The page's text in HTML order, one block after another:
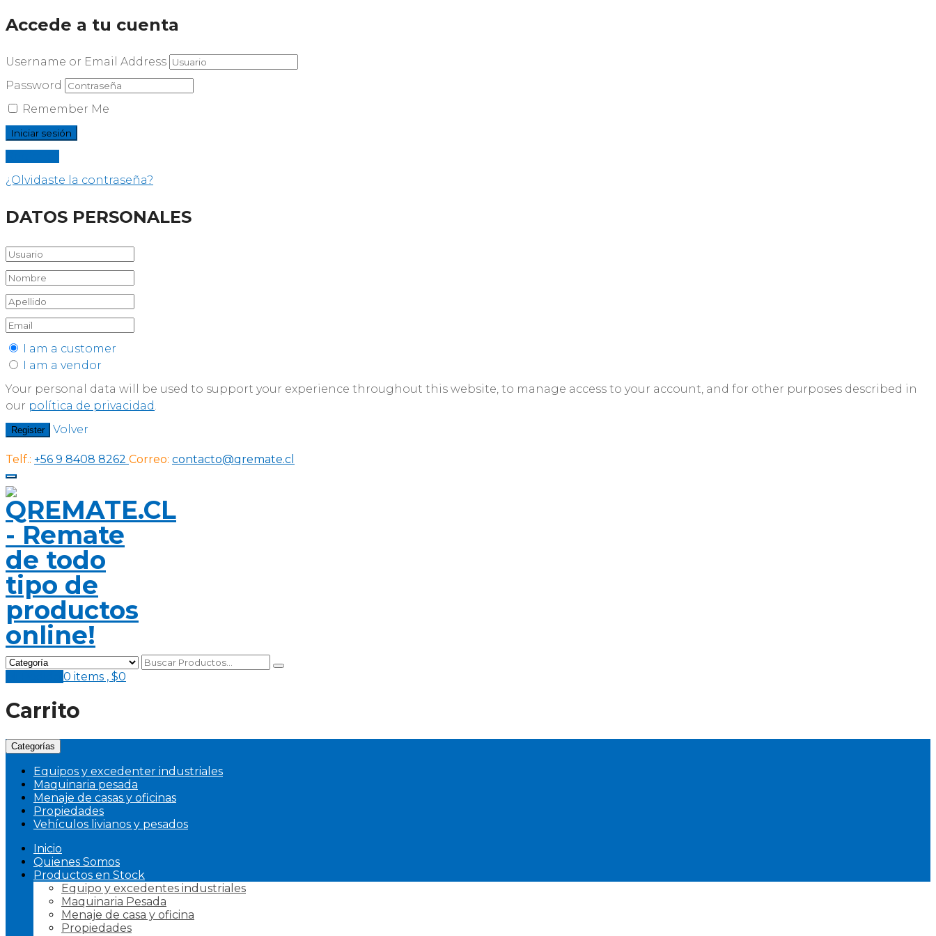
Accede a tu cuenta
Username or Email Address
Password
Remember Me
¿Olvidaste la contraseña?
DATOS PERSONALES
I am a customer
I am a vendor
Your personal data will be used to support your experience throughout this website, to manage access to your account, and for other purposes described in
our política de privacidad.
Register Volver
Telf.: +56 9 8408 8262 Correo: contacto@qremate.cl
0 items , $0
Carrito
Categorías
Equipos y excedenter industriales
Maquinaria pesada
Menaje de casas y oficinas
Propiedades
Vehículos livianos y pesados
Inicio
Quienes Somos
Productos en Stock
Equipo y excedentes industriales
Maquinaria Pesada
Menaje de casa y oficina
Propiedades